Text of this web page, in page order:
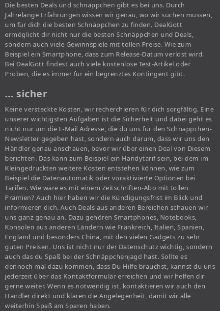
Die besten Deals und schnäppchen gibt es bei uns. Durch
Jahrelange Erfahrungen wissen wir genau, wo wir suchen müssen,
um für dich die besten Schnäppchen zu finden. DealGott
ermöglicht dir nicht nur die besten Schnäppchen und Deals,
sondern auch viele Gewinnspiele mit tollen Preise. Wie zum
Beispiel ein Smartphone, dass zum Release-Datum verlost wird.
Bei DealGott findest auch viele kostenlose Test-Artikel oder
Proben, die es immer für ein begrenztes Kontingent gibt.
… sicher
Keine versteckte Kosten, wir recherchieren für dich sorgfältig. Eine
unserer wichtigsten Aufgaben ist die Sicherheit und dabei geht es
nicht nur um die E-Mail Adresse, die du uns für den Schnäppchen-
Newsletter gegeben hast, sondern auch darum, dass wir uns den
Händler genau anschauen, bevor wir über einen Deal von Diesem
berichten. Das kann zum Beispiel ein Handytarif sein, bei dem im
Kleingedruckten weitere Kosten entstehen können, wie zum
Beispiel die Datenautomatik oder voraktivierte Optionen bei
Tarifen. Wie wäre es mit einem Zeitschriften-Abo mit tollen
Prämien? Auch hier haben wir die Kündigungsfrist im Blick und
informieren dich. Auch Deals aus anderen Bereichen schauen wir
uns ganz genau an. Dazu gehören Smartphones, Notebooks,
Konsolen aus anderen Ländern wie Frankreich, Italien, Spanien,
England und besonders China, mit den vielen Gadgets zu sehr
guten Preisen. Uns ist nicht nur der Datenschutz wichtig, sondern
auch das du Spaß bei der Schnäppchenjagd hast. Sollte es
dennoch mal dazu kommen, dass Du Hilfe brauchst, kannst du uns
jederzeit über das Kontaktformular erreichen und wir helfen dir
gerne weiter. Wenn es notwendig ist, kontaktieren wir auch den
Händler direkt und klären die Angelegenheit, damit wir alle
weiterhin Spaß am Sparen haben.